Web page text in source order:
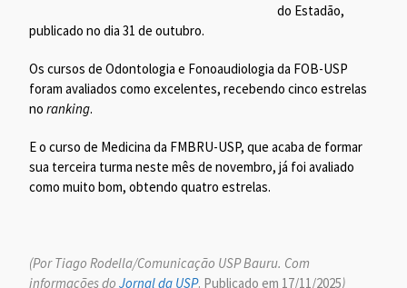
do Estadão,
publicado no dia 31 de outubro.
Os cursos de Odontologia e Fonoaudiologia da FOB-USP
foram avaliados como excelentes, recebendo cinco estrelas
noranking.
E o curso de Medicina da FMBRU-USP, que acaba de formar
sua terceira turma neste mês de novembro, já foi avaliado
como muito bom, obtendo quatro estrelas.
(Por Tiago Rodella/Comunicação USP Bauru. Com
informações do Jornal da USP. Publicado em 17/11/2025)